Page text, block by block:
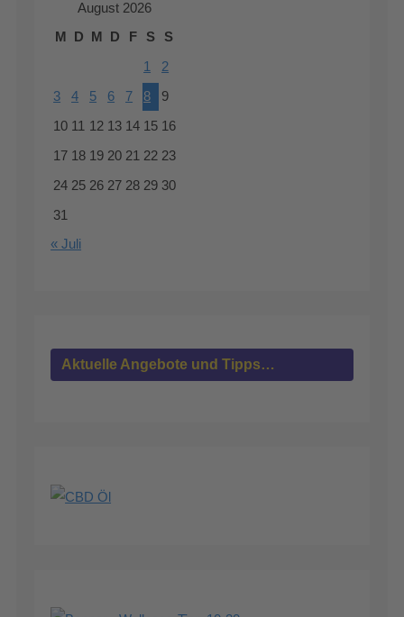
August 2026
M
D M D F S S
1 2
3 4 5 6 7 8 9
10 11 12 13 14 15 16
17 18 19 20 21 22 23
24 25 26 27 28 29 30
31
« Juli
Aktuelle Angebote und Tipps…